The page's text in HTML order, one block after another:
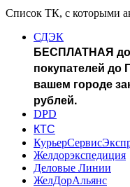
Список ТК, с которыми
СДЭК
БЕСПЛАТНАЯ
покупателей до
вашем городе
рублей.
DPD
КТС
Желдорэкспедиция
Деловые Линии
ЖелДорАльянс